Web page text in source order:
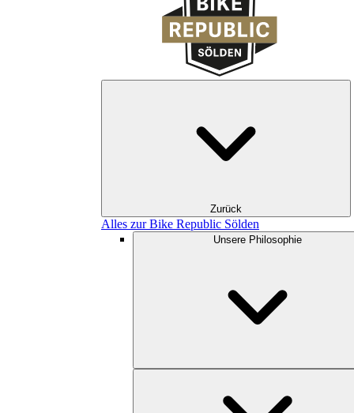
Zurück
Alles zur Bike Republic Sölden
Unsere Philosophie